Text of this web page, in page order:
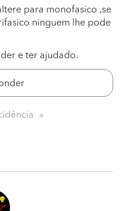
para monofasico ,se
ninguem lhe pode
e ter ajudado.